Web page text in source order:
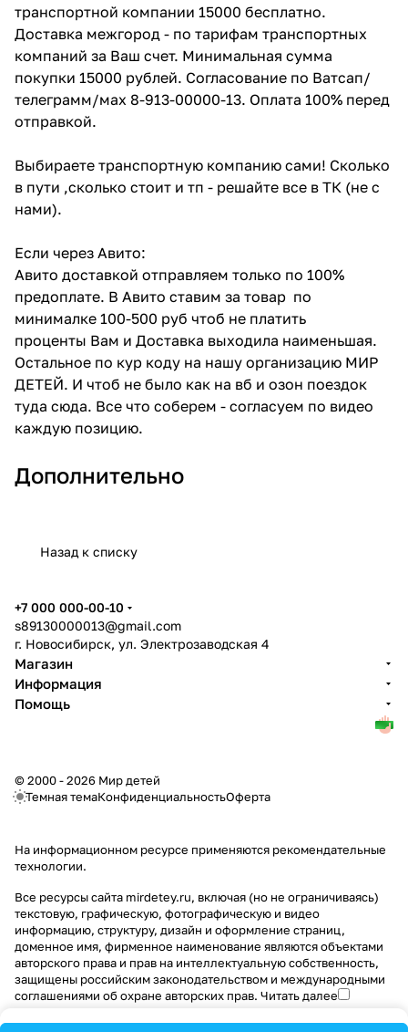
транспортной компании 15000 бесплатно.
Доставка межгород - по тарифам транспортных
компаний за Ваш счет. Минимальная сумма
покупки 15000 рублей. Согласование по Ватсап/
телеграмм/мах 8-913-00000-13. Оплата 100% перед
отправкой.
Выбираете транспортную компанию сами! Сколько
в пути ,сколько стоит и тп - решайте все в ТК (не с
нами).
Если через Авито:
Авито доставкой отправляем только по 100%
предоплате. В Авито ставим за товар по
минималке 100-500 руб чтоб не платить
проценты Вам и Доставка выходила наименьшая.
Остальное по кур коду на нашу организацию МИР
ДЕТЕЙ. И чтоб не было как на вб и озон поездок
туда сюда. Все что соберем - согласуем по видео
каждую позицию.
Дополнительно
Назад к списку
+7 000 000-00-10
s89130000013@gmail.com
г. Новосибирск, ул. Электрозаводская 4
Магазин
Информация
Помощь
© 2000 - 2026 Мир детей
Темная темаКонфиденциальностьОферта
На информационном ресурсе применяются рекомендательные
технологии.
Все ресурсы сайта mirdetey.ru, включая (но не ограничиваясь)
текстовую, графическую, фотографическую и видео
информацию, структуру, дизайн и оформление страниц,
доменное имя, фирменное наименование являются объектами
авторского права и прав на интеллектуальную собственность,
защищены российским законодательством и международными
соглашениями об охране авторских прав. Читать далее